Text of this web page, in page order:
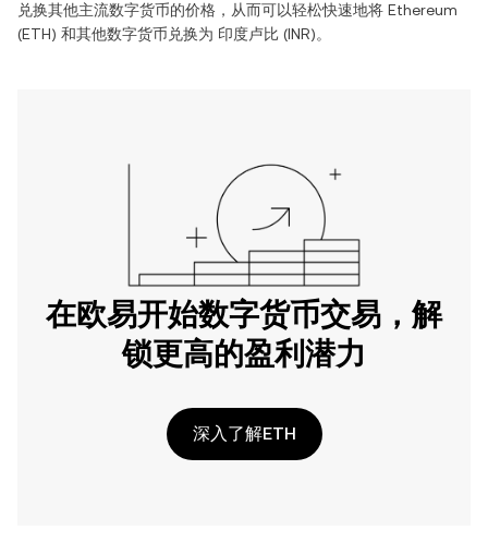
兑换其他主流数字货币的价格，从而可以轻松快速地将 Ethereum
(ETH) 和其他数字货币兑换为 印度卢比 (INR)。
在欧易开始数字货币交易，解
锁更高的盈利潜力
深入了解ETH